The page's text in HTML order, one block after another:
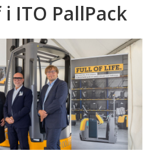
ITO PallPack